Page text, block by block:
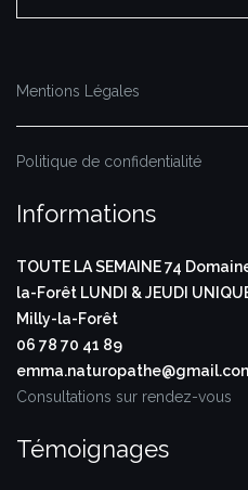
Mentions Légales
Politique de confidentialité
Informations
TOUTE LA SEMAINE74
la-Forêt LUNDI & JEUDI
Milly-la-Forêt
06 78 70 41 89
Consultations sur rendez-vous
Témoignages